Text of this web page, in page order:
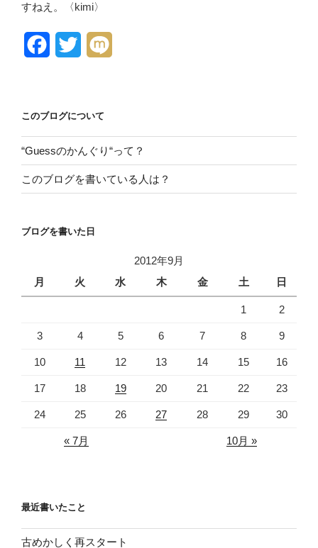
すねえ。〈kimi〉
e
b
o
o
t
t
r
このブログについて
“Guessのかんぐり“って？
このブログを書いている人は？
ブログを書いた日
2012年9月
月
火 水 木 金 土 日
1 2
3 4 5 6 7 8 9
10 11 12 13 14 15 16
17 18 19 20 21 22 23
24 25 26 27 28 29 30
« 7月 10月 »
最近書いたこと
古めかしく再スタート